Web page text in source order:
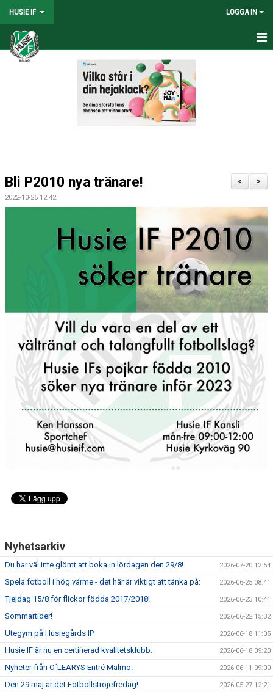
HUSIE IF LOGGA IN
HEM
DOKUMENT
MEDLEMSRABATTER
NYHETER
>
<
Bli P2010 nya tränare!
2022-10-25 12:42
Nyhetsarkiv
Du har väl inte glömt att boka in lördagen den 29/8! 2026-07-20 12:54
Spela fotboll i hög värme - det här är viktigt att tänka på: 2026-06-25 08:41
Tjejdag 15/8 för flickor födda 2017/2018! 2026-06-23 10:41
Sommartider! 2026-06-22 15:32
Utegym på Husiegårds IP 2026-06-18 11:05
Husie IF är nu en certifierad kvalitetsklubb. 2026-06-18 09:20
Nyheter från O´LEARYS Entré Malmö. 2026-06-11 09:00
Den 29 maj är det Fotbollströjefredag! 2026-05-27 12:21